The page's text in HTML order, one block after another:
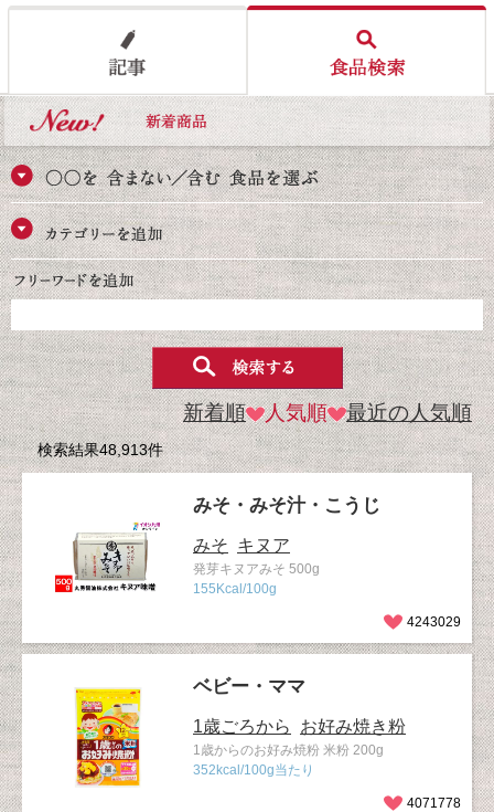
新着順 人気順 最近の人気順
検索結果48,913件
みそ・みそ汁・こうじ
みそ キヌア
発芽キヌアみそ 500g
155Kcal/100g
4243029
ベビー・ママ
1歳ごろから お好み焼き粉
1歳からのお好み焼粉 米粉 200g
352kcal/100g当たり
4071778